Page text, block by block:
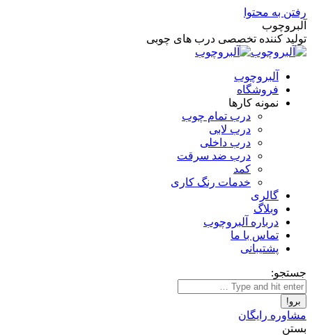
رفتن به محتوا
آلبروچوب
تولید کننده تخصصی درب های چوبی
آلبروچوب
فروشگاه
نمونه کارها
درب تمام چوب
درب لابی
درب داخلی
درب ضد سرقت
کمد
خدمات رنگ کاری
گالری
وبلاگ
درباره آلبروچوب
تماس با ما
پشتیبانی
جستجو:
مشاوره رایگان
بستن